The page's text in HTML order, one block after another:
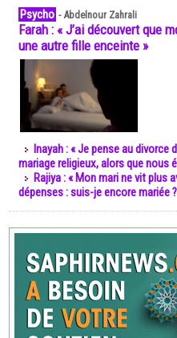
Psycho -Abdelnour Zahrali
Farah : « J’ai découvert que
une autre fille enceinte »
Inayah : « Je pense au
mariage religieux, alors que nous
Rajiya : « Mon mari ne vit plus
dépenses : suis-je encore mariée